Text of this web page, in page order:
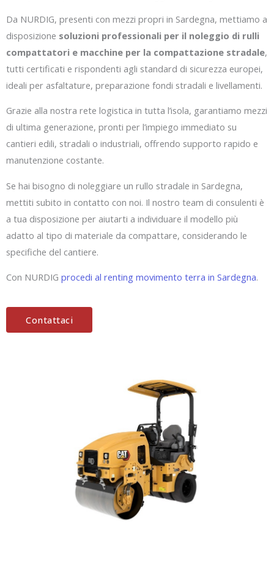
Da NURDIG, presenti con mezzi propri in Sardegna, mettiamo a
disposizione soluzioni professionali per il noleggio di rulli
compattatori e macchine per la compattazione stradale,
tutti certificati e rispondenti agli standard di sicurezza europei,
ideali per asfaltature, preparazione fondi stradali e livellamenti.
Grazie alla nostra rete logistica in tutta l’isola, garantiamo mezzi
di ultima generazione, pronti per l’impiego immediato su
cantieri edili, stradali o industriali, offrendo supporto rapido e
manutenzione costante.
Se hai bisogno di noleggiare un rullo stradale in Sardegna,
mettiti subito in contatto con noi. Il nostro team di consulenti è
a tua disposizione per aiutarti a individuare il modello più
adatto al tipo di materiale da compattare, considerando le
specifiche del cantiere.
Con NURDIG procedi al renting movimento terra in Sardegna.
Contattaci